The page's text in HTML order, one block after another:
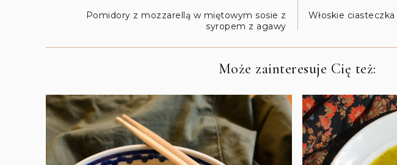
Pomidory z mozzarellą w miętowym sosie z
syropem z agawy
Włoskie
Może zainteresuje Cię też: